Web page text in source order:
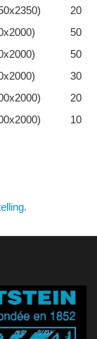
20
50
50
30
20
10